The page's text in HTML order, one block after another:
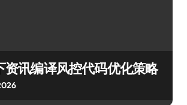
资讯编译风控代码优化策略